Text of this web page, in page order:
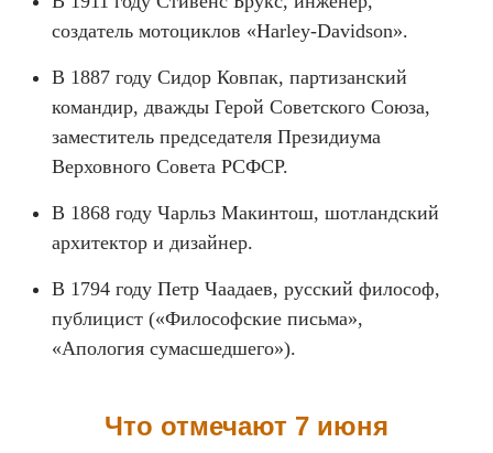
создатель мотоциклов «Harley-Davidson».
В 1887 году Сидор Ковпак, партизанский
командир, дважды Герой Советского Союза,
заместитель председателя Президиума
Верховного Совета РСФСР.
В 1868 году Чарльз Макинтош, шотландский
архитектор и дизайнер.
В 1794 году Петр Чаадаев, русский философ,
публицист («Философские письма»,
«Апология сумасшедшего»).
Что отмечают 7 июня